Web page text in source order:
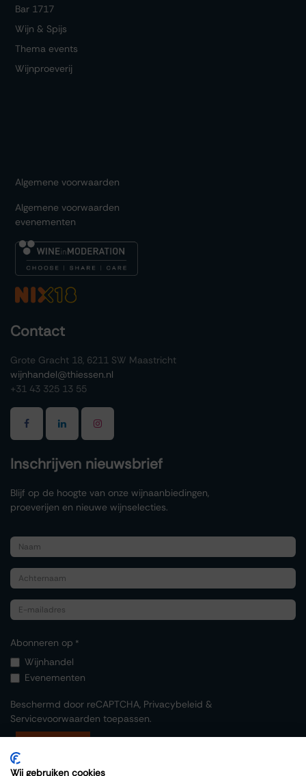
Bar 1717
Wijn & Spijs
Thema events
Wijnproeverij
Algemene voorwaarden
Algemene voorwaarden
evenementen
Contact
Grote Gracht 18, 6211 SW Maastricht
wijnhandel@thiessen.nl
+31 43 325 13 55
Inschrijven nieuwsbrief
Blijf op de hoogte van onze wijnaanbiedingen,
proeverijen en nieuwe wijnselecties.
Abonneren op *
Wijnhandel
Evenementen
Beschermd door reCAPTCHA, Privacybeleid &
Servicevoorwaarden toepassen.
Wij gebruiken cookies